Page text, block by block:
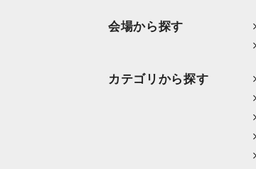
会場から探す
カテゴリから探す